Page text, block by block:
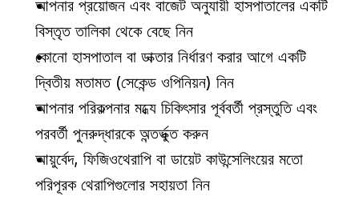
আপনার প্রয়োজন এবং বাজেট অনুযায়ী হাসপাতালের একটি
বিস্তৃত তালিকা থেকে বেছে নিন
কোনো হাসপাতাল বা ডাক্তার নির্ধারণ করার আগে একটি
দ্বিতীয় মতামত (সেকেন্ড ওপিনিয়ন) নিন
আপনার পরিকল্পনার মধ্যে চিকিৎসার পূর্ববর্তী প্রস্তুতি এবং
পরবর্তী পুনরুদ্ধারকে অন্তর্ভুক্ত করুন
আয়ুর্বেদ, ফিজিওথেরাপি বা ডায়েট কাউন্সেলিংয়ের মতো
পরিপূরক থেরাপিগুলোর সহায়তা নিন